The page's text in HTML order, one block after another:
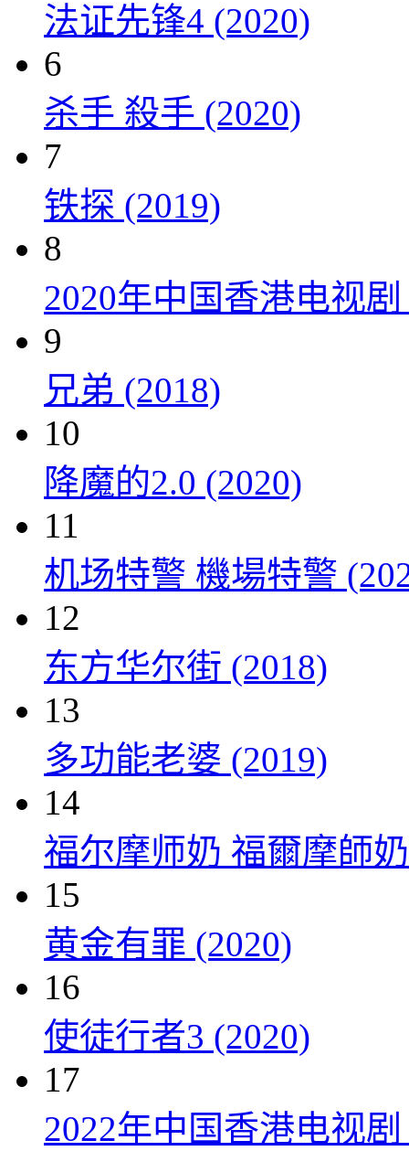
法证先锋4 (2020)
6
杀手 殺手 (2020)
7
铁探 (2019)
8
2020年中国香港电视
9
兄弟 (2018)
10
降魔的2.0 (2020)
11
机场特警 機場特警
12
东方华尔街 (2018)
13
多功能老婆 (2019)
14
福尔摩师奶 福爾摩師
15
黄金有罪 (2020)
16
使徒行者3 (2020)
17
2022年中国香港电视